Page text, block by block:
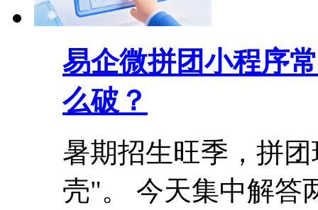
易企微拼团小程序
么破？
暑期招生旺季，拼
壳"。 今天集中解答